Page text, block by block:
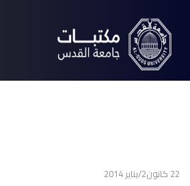
22 كانون2/يناير 2014